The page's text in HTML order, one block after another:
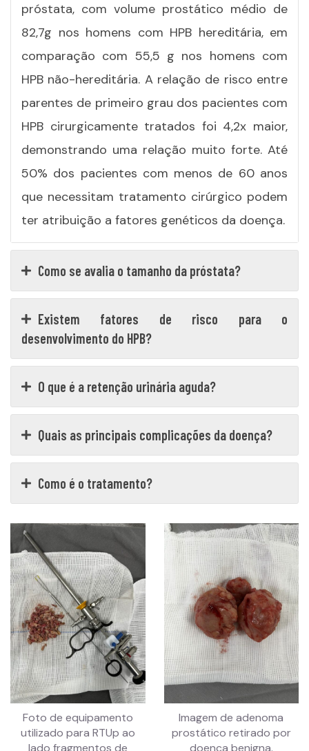
próstata, com volume prostático médio de
82,7g nos homens com HPB hereditária, em
comparação com 55,5 g nos homens com
HPB não-hereditária. A relação de risco entre
parentes de primeiro grau dos pacientes com
HPB cirurgicamente tratados foi 4,2x maior,
demonstrando uma relação muito forte. Até
50% dos pacientes com menos de 60 anos
que necessitam tratamento cirúrgico podem
ter atribuição a fatores genéticos da doença.
Como se avalia o tamanho da próstata?
Existem fatores de risco para o
desenvolvimento do HPB?
O que é a retenção urinária aguda?
Quais as principais complicações da doença?
Como é o tratamento?
Foto de equipamento
utilizado para RTUp ao
lado fragmentos de
Imagem de adenoma
prostático retirado por
doença benigna.